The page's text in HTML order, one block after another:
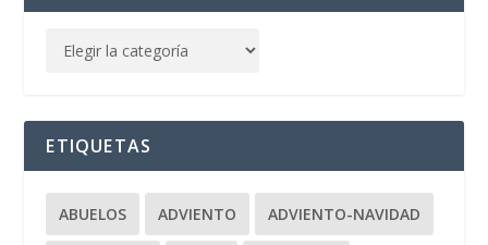
ETIQUETAS
ABUELOS ADVIENTO ADVIENTO-NAVIDAD